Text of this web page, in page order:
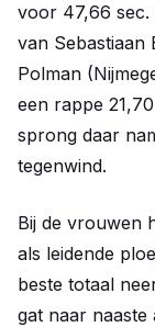
voor 47,66 sec.
van Sebastiaan
Polman
een rappe
sprong daar
tegenwind.
Bij de vrouwen
als leidende
beste totaal
gat naar